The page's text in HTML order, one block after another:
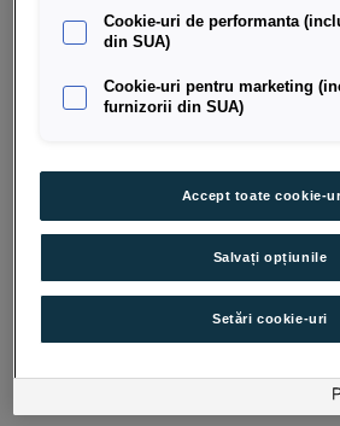
Cookie-uri de performanta
din SUA)
Cookie-uri pentru marketing
furnizorii din SUA)
Accept toate cookie-
Salvați opțiunile
Setări cookie-uri